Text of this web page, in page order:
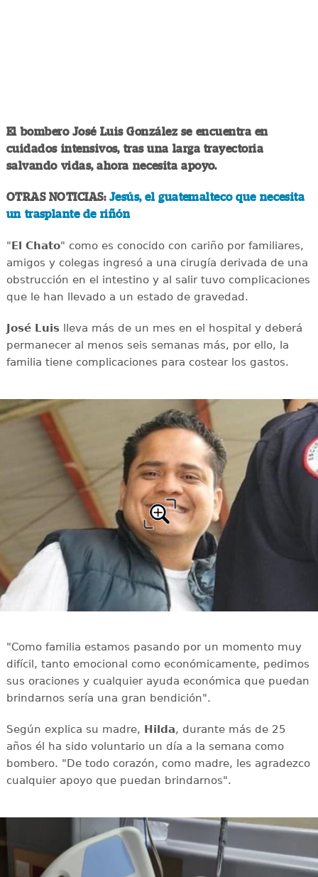
El bombero José Luis González se encuentra en
cuidados intensivos, tras una larga trayectoria
salvando vidas, ahora necesita apoyo.
OTRAS NOTICIAS: Jesús, el guatemalteco que necesita
un trasplante de riñón
"El Chato" como es conocido con cariño por familiares,
amigos y colegas ingresó a una cirugía derivada de una
obstrucción en el intestino y al salir tuvo complicaciones
que le han llevado a un estado de gravedad.
José Luislleva más de un mes en el hospital y deberá
permanecer al menos seis semanas más, por ello, la
familia tiene complicaciones para costear los gastos.
"Como familia estamos pasando por un momento muy
difícil, tanto emocional como económicamente, pedimos
sus oraciones y cualquier ayuda económica que puedan
brindarnos sería una gran bendición".
Según explica su madre, Hilda, durante más de 25
años él ha sido voluntario un día a la semana como
bombero. "De todo corazón, como madre, les agradezco
cualquier apoyo que puedan brindarnos".